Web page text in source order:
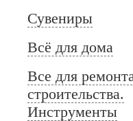
Сувениры
Всё для дома
Все для
строительства.
Инструменты